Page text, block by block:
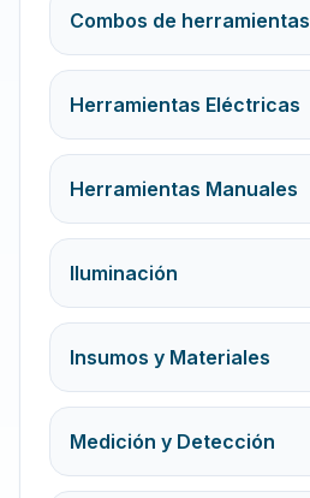
Combos de herramientas
Herramientas Eléctricas
Herramientas Manuales
Iluminación
Insumos y Materiales
Medición y Detección